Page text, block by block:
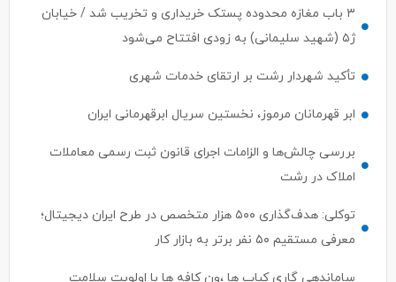
تأکید شهردار رشت بر ارتقای خدمات شهری
ابر قهرمانان مرموز، نخستین سریال ابرقهرمانی ایران
بررسی چالش‌ها و الزامات اجرای قانون ثبت رسمی معاملات
معرفی مستقیم ۵۰ نفر برتر به بازار کار
ساماندهی گاری کباب ها ،ون کافه ها با اولویت سلامت
شهروندان ،کاهش ترافیک و حذف زوائد بصری دنبال می‌شود